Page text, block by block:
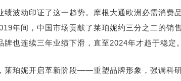
波动印证了这一趋势。摩根大通欧洲必需消费
年间，中国市场贡献了莱珀妮约三分之二的销
也连续三年业绩下滑，直至2024年才趋于稳定
莱珀妮开启革新阶段——重塑品牌形象，强调科